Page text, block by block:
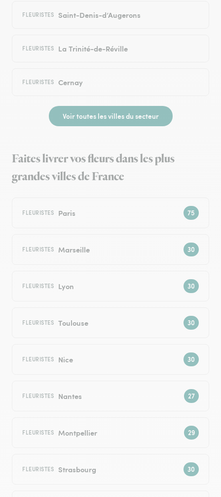
FLEURISTES Saint-Denis-d’Augerons
FLEURISTES La Trinité-de-Réville
FLEURISTES Cernay
Voir toutes les villes du secteur
Faites livrer vos fleurs dans les plus
grandes villes de France
FLEURISTES Paris
FLEURISTES Marseille
FLEURISTES Lyon
FLEURISTES Toulouse
FLEURISTES Nice
FLEURISTES Nantes
FLEURISTES Montpellier
FLEURISTES Strasbourg